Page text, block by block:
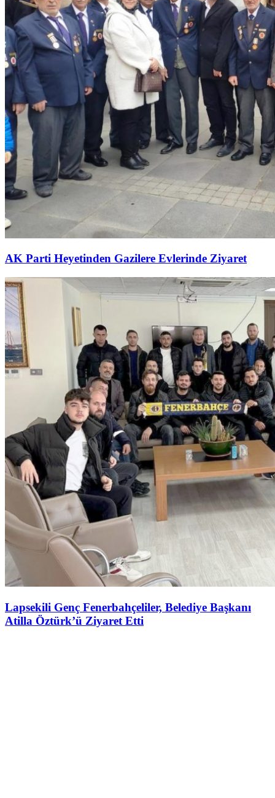
AK Parti Heyetinden Gazilere Evlerinde Ziyaret
Lapsekili Genç Fenerbahçeliler, Belediye Başkanı
Atilla Öztürk’ü Ziyaret Etti